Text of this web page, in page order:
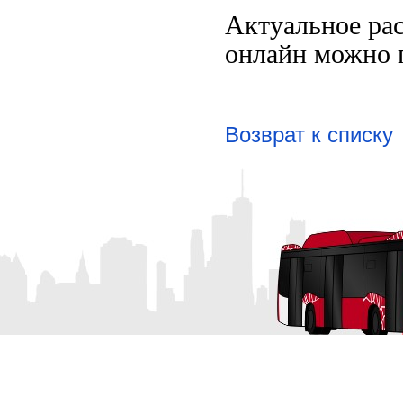
Актуальное
онлайн можно
Возврат к списку